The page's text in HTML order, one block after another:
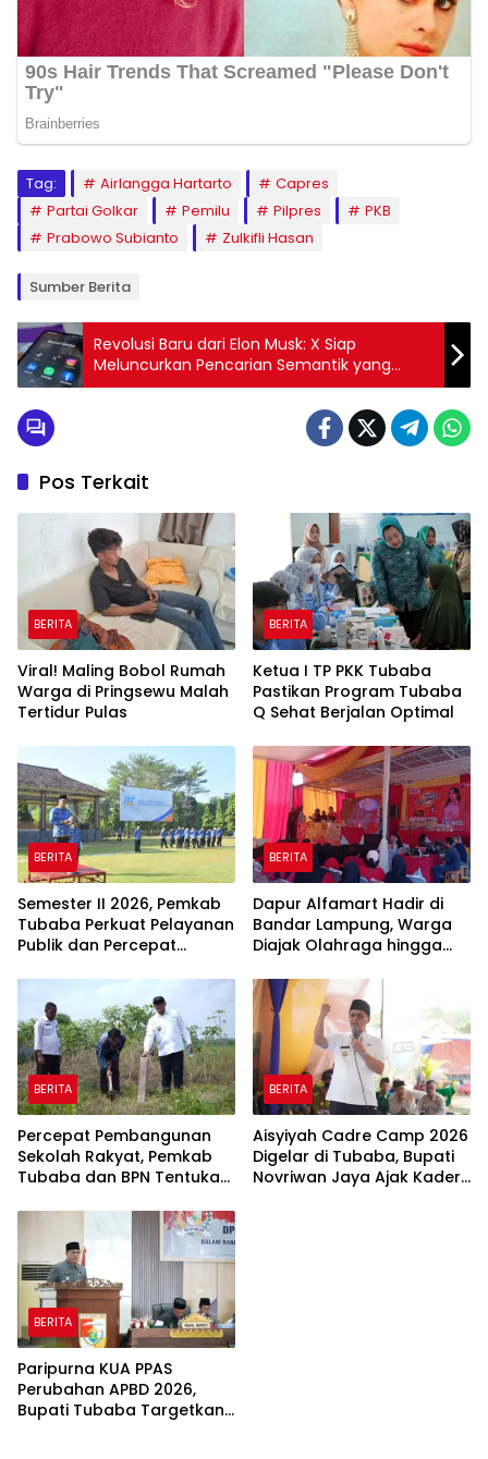
Tag: Airlangga Hartarto
Capres
Partai Golkar
Pemilu Pilpres
PKB
Prabowo Subianto
Zulkifli Hasan
Sumber Berita
Revolusi Baru dari Elon Musk: X Siap
Meluncurkan Pencarian Semantik yang
Mengubah Segalanya!
Pos Terkait
BERITA
Viral! Maling Bobol Rumah
Warga di Pringsewu Malah
Tertidur Pulas
BERITA
Ketua I TP PKK Tubaba
Pastikan Program Tubaba
Q Sehat Berjalan Optimal
BERITA
Semester II 2026, Pemkab
Tubaba Perkuat Pelayanan
Publik dan Percepat
BERITA
Dapur Alfamart Hadir di
Bandar Lampung, Warga
Diajak Olahraga hingga
BERITA
Percepat Pembangunan
Sekolah Rakyat, Pemkab
Tubaba dan BPN Tentukan
BERITA
Aisyiyah Cadre Camp 2026
Digelar di Tubaba, Bupati
Novriwan Jaya Ajak Kader
BERITA
Paripurna KUA PPAS
Perubahan APBD 2026,
Bupati Tubaba Targetkan